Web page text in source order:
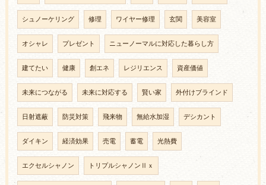
シュノーケリング 修理 ワイヤー修理 玄関 美容室
オシャレ プレゼント ニューノーマルに対応した暮らし方
建てたい 健康 創エネ レジリエンス 資産価値
未来につながる 未来に対応する 賢い家 外付けブラインド
日射遮蔽 防災対策 飛来物 無給水加湿 デシカント
ダイキン 経済効果 売電 蓄電 光熱費
エクセルシャノン トリプルシャノンⅡｘ